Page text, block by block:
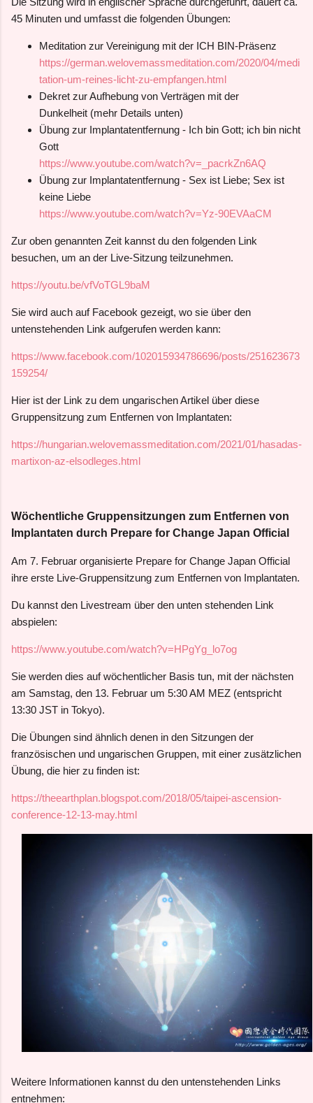
45 Minuten und umfasst die folgenden Übungen:
Meditation zur Vereinigung mit der ICH BIN-Präsenz
https://german.welovemassmeditation.com/2020/04/medi
tation-um-reines-licht-zu-empfangen.html
Dekret zur Aufhebung von Verträgen mit der
Dunkelheit (mehr Details unten)
Übung zur Implantatentfernung - Ich bin Gott; ich bin nicht
Gott
https://www.youtube.com/watch?v=_pacrkZn6AQ
Übung zur Implantatentfernung - Sex ist Liebe; Sex ist
keine Liebe
https://www.youtube.com/watch?v=Yz-90EVAaCM
Zur oben genannten Zeit kannst du den folgenden Link
besuchen, um an der Live-Sitzung teilzunehmen.
https://youtu.be/vfVoTGL9baM
Sie wird auch auf Facebook gezeigt, wo sie über den
untenstehenden Link aufgerufen werden kann:
https://www.facebook.com/102015934786696/posts/251623673
159254/
Hier ist der Link zu dem ungarischen Artikel über diese
Gruppensitzung zum Entfernen von Implantaten:
https://hungarian.welovemassmeditation.com/2021/01/hasadas-
martixon-az-elsodleges.html
Wöchentliche Gruppensitzungen zum Entfernen von
Implantaten durch Prepare for Change Japan Official
Am 7. Februar organisierte Prepare for Change Japan Official
ihre erste Live-Gruppensitzung zum Entfernen von Implantaten.
Du kannst den Livestream über den unten stehenden Link
abspielen:
https://www.youtube.com/watch?v=HPgYg_lo7og
Sie werden dies auf wöchentlicher Basis tun, mit der nächsten
am Samstag, den 13. Februar um 5:30 AM MEZ (entspricht
13:30 JST in Tokyo).
Die Übungen sind ähnlich denen in den Sitzungen der
französischen und ungarischen Gruppen, mit einer zusätzlichen
Übung, die hier zu finden ist:
https://theearthplan.blogspot.com/2018/05/taipei-ascension-
conference-12-13-may.html
Weitere Informationen kannst du den untenstehenden Links
entnehmen: